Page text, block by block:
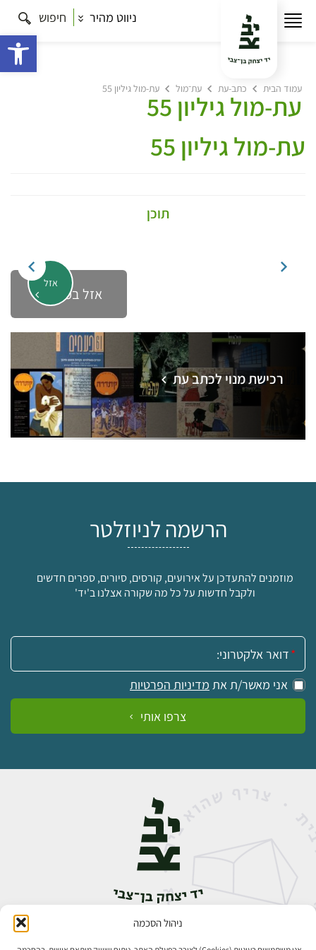
ניהול הסכמה
ניווט מהיר חיפוש
עמוד הבית כתב-עת עת־מול עת-מול גיליון 55
עת-מול גיליון 55
עת-מול גיליון 55
תוכן
אזל
אזל במלאי
רכישת מנוי לכתב עת
הרשמה לניוזלטר
מוזמנים להתעדכן על אירועים, קורסים, סיורים, ספרים חדשים
ולקבל חדשות על כל מה שקורה אצלנו ב'יד'
אימייל:
אני מאשר/ת את מדיניות הפרטיות
צרפו אותי
אבן גבירול 14, רחביה, ירושלים